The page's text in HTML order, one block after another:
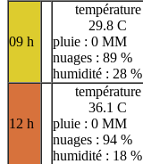
09 h
température
29.8 C
pluie : 0 MM
nuages : 89 %
humidité : 28 %
12 h
température
36.1 C
pluie : 0 MM
nuages : 94 %
humidité : 18 %